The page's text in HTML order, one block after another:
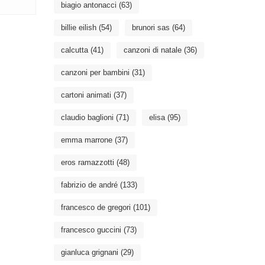
biagio antonacci (63)
billie eilish (54) brunori sas (64)
calcutta(41) canzoni di natale (36)
canzoni per bambini (31)
cartoni animati (37)
claudio baglioni (71) elisa(95)
emma marrone (37)
eros ramazzotti (48)
fabrizio de andré (133)
francesco de gregori (101)
francesco guccini (73)
gianluca grignani (29)